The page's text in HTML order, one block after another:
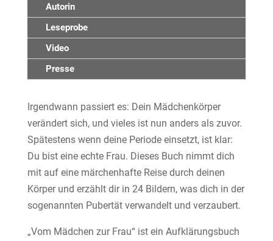
Autorin
Leseprobe
Video
Presse
Irgendwann passiert es: Dein Mädchenkörper
verändert sich, und vieles ist nun anders als zuvor.
Spätestens wenn deine Periode einsetzt, ist klar:
Du bist eine echte Frau. Dieses Buch nimmt dich
mit auf eine märchenhafte Reise durch deinen
Körper und erzählt dir in 24 Bildern, was dich in der
sogenannten Pubertät verwandelt und verzaubert.
„Vom Mädchen zur Frau“ ist ein Aufklärungsbuch